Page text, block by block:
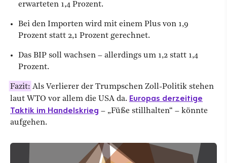
erwarteten 1,4 Prozent.
Bei den Importen wird mit einem Plus von 1,9
Prozent statt 2,1 Prozent gerechnet.
Das BIP soll wachsen – allerdings um 1,2 statt 1,4
Prozent.
Fazit: Als Verlierer der Trumpschen Zoll-Politik stehen
laut WTO vor allem die USA da. Europas derzeitige
Taktik im Handelskrieg – „Füße stillhalten“ – könnte
aufgehen.